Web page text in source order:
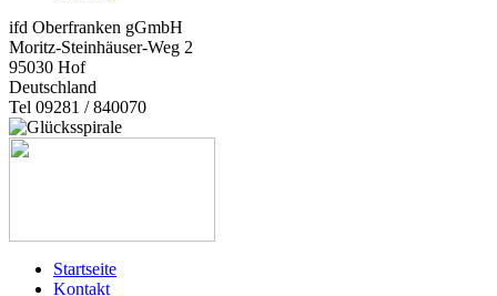
ifd Oberfranken gGmbH
Moritz-Steinhäuser-Weg 2
95030 Hof
Deutschland
Tel 09281 / 840070
Startseite
Kontakt